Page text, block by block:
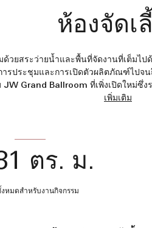
ห้องจัดเ
ด้วยสระว่ายน้ำและพื้นที่จัดงานที่เต็มไ
ารประชุมและการเปิดตัวผลิตภัณฑ์ไป
JW Grand Ballroom ที่เพิ่งเปิดใหม่
เพิ่มเติม
ตร. ม.
หมดสำหรับงานกิจกรรม